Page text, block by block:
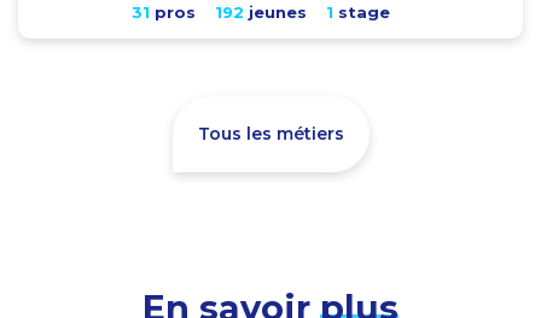
31 pros 192 jeunes 1 stage
Tous les métiers
En savoir plus